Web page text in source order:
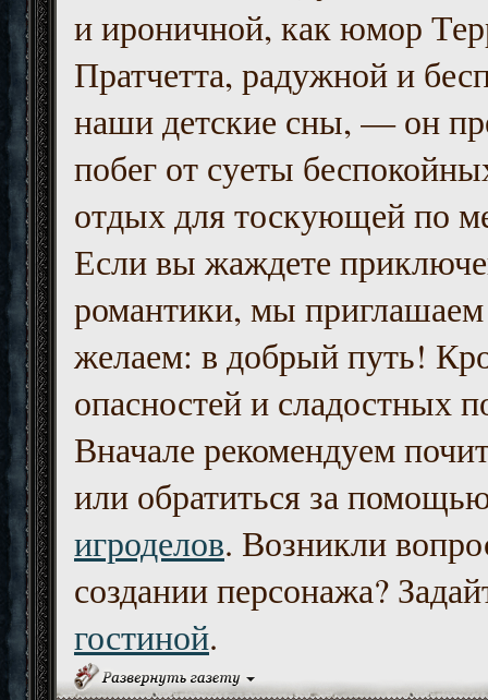
и ироничной, как юмор
Пратчетта, радужной и
наши детские сны, — он
побег от суеты
отдых для тоскующей по
Если вы жаждете
романтики, мы приглашаем
желаем: в добрый путь!
опасностей и сладостных
Вначале рекомендуем
или обратиться за
игроделов. Возникли
создании персонажа?
гостиной.